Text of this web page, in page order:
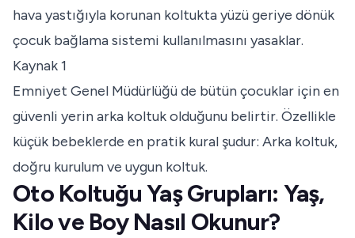
hava yastığıyla korunan koltukta yüzü geriye dönük
çocuk bağlama sistemi kullanılmasını yasaklar.
Kaynak 1
Emniyet Genel Müdürlüğü de bütün çocuklar için en
güvenli yerin arka koltuk olduğunu belirtir. Özellikle
küçük bebeklerde en pratik kural şudur: Arka koltuk,
doğru kurulum ve uygun koltuk.
Oto Koltuğu Yaş Grupları: Yaş,
Kilo ve Boy Nasıl Okunur?